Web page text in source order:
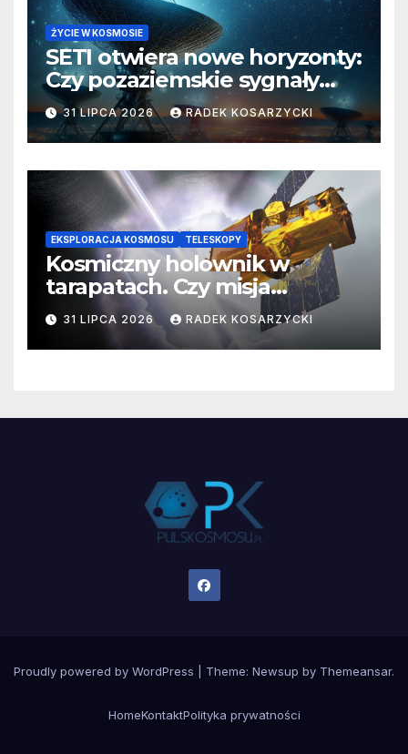
ŻYCIE W KOSMOSIE
SETI otwiera nowe horyzonty:
Czy pozaziemskie sygnały
czekają w nieoczekiwanych
miejscach?
31 LIPCA 2026 RADEK KOSARZYCKI
EKSPLORACJA KOSMOSU TELESKOPY
Kosmiczny holownik w
tarapatach. Czy misja
ratowania Teleskopu Swift
jest zagrożona?
31 LIPCA 2026 RADEK KOSARZYCKI
Proudly powered by WordPress Theme: Newsup by Themeansar.
HomeKontaktPolityka prywatności